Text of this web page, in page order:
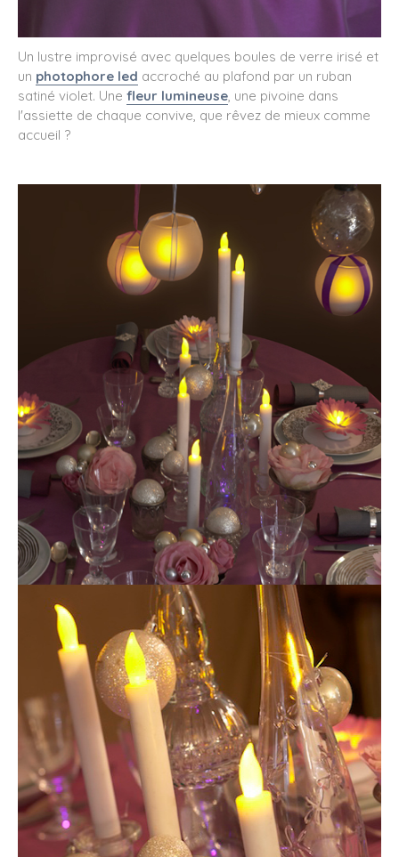
Un lustre improvisé avec quelques boules de verre irisé et
un photophore led accroché au plafond par un ruban
satiné violet. Une fleur lumineuse, une pivoine dans
l'assiette de chaque convive, que rêvez de mieux comme
accueil ?